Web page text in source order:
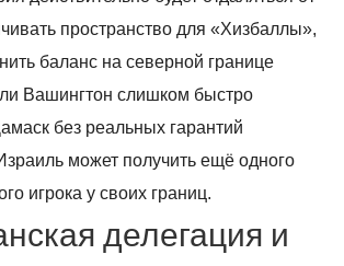
пространство для «Хизбаллы»,
баланс на северной границе
Вашингтон слишком быстро
без реальных гарантий
может получить ещё одного
игрока у своих границ.
делегация и